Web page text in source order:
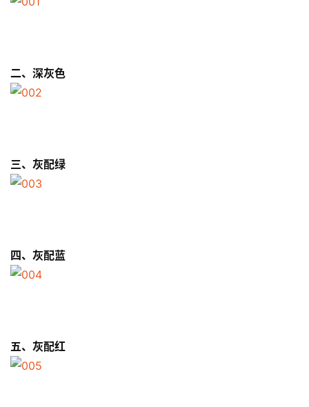
二、深灰色
三、灰配绿
四、灰配蓝
五、灰配红